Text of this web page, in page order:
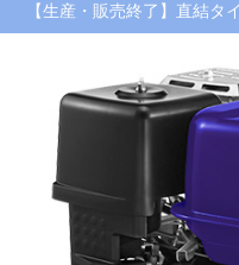
【生産・販売終了】直結タ